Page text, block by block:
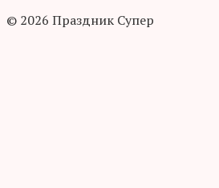
© 2026 Праздник Супер